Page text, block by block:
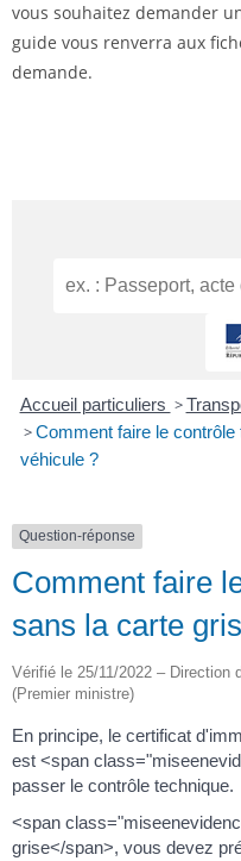
vous souhaitez demander
guide vous renverra aux
demande.
Accueil particuliers >
> Comment faire le
véhicule ?
Question-réponse
Comment faire
sans la carte
Vérifié le 25/11/2022 – Direction
(Premier ministre)
En principe, le certificat
est <span
passer le contrôle technique.
<span
grise</span>, vous devez